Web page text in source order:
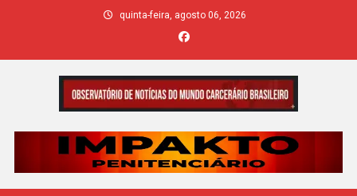
quinta-feira, agosto 06, 2026
IMPAKTO